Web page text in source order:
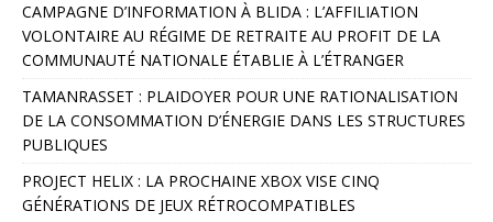
l
t
e
r
n
a
t
i
v
CAMPAGNE D’INFORMATION À BLIDA : L’AFFILIATION
VOLONTAIRE AU RÉGIME DE RETRAITE AU PROFIT DE LA
COMMUNAUTÉ NATIONALE ÉTABLIE À L’ÉTRANGER
TAMANRASSET : PLAIDOYER POUR UNE RATIONALISATION
DE LA CONSOMMATION D’ÉNERGIE DANS LES STRUCTURES
PUBLIQUES
PROJECT HELIX : LA PROCHAINE XBOX VISE CINQ
GÉNÉRATIONS DE JEUX RÉTROCOMPATIBLES